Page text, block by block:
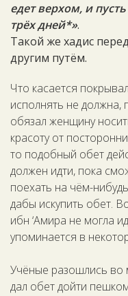
едет верхом, и
трёх дней*».
Такой же хадис
другим путём.
Что касается
исполнять не
обязал женщину
красоту от
то подобный обет
должен идти, пока
поехать на чём-
дабы искупить обет.
ибн ‘Амира не могла
упоминается в
Учёные разошлись во
дал обет дойти